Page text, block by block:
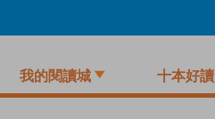
我的閱讀城 十本好讀